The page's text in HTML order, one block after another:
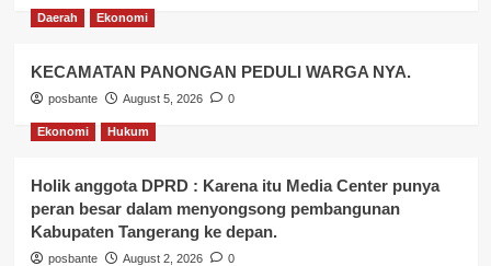
Daerah Ekonomi
KECAMATAN PANONGAN PEDULI WARGA NYA.
posbante August 5, 2026 0
Ekonomi Hukum
Holik anggota DPRD : Karena itu Media Center punya
peran besar dalam menyongsong pembangunan
Kabupaten Tangerang ke depan.
posbante August 2, 2026 0